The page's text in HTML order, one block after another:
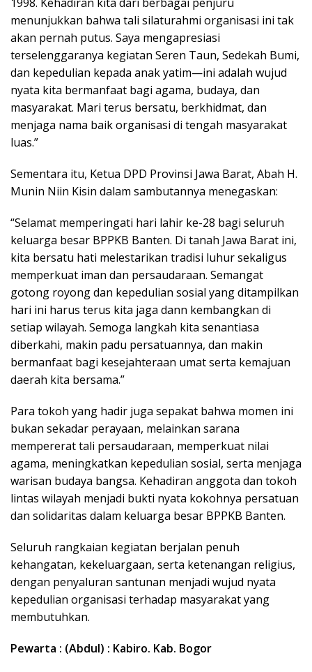
menunjukkan bahwa tali silaturahmi organisasi ini tak
akan pernah putus. Saya mengapresiasi
terselenggaranya kegiatan Seren Taun, Sedekah Bumi,
dan kepedulian kepada anak yatim—ini adalah wujud
nyata kita bermanfaat bagi agama, budaya, dan
masyarakat. Mari terus bersatu, berkhidmat, dan
menjaga nama baik organisasi di tengah masyarakat
luas.”
Sementara itu, Ketua DPD Provinsi Jawa Barat, Abah H.
Munin Niin Kisin dalam sambutannya menegaskan:
“Selamat memperingati hari lahir ke-28 bagi seluruh
keluarga besar BPPKB Banten. Di tanah Jawa Barat ini,
kita bersatu hati melestarikan tradisi luhur sekaligus
memperkuat iman dan persaudaraan. Semangat
gotong royong dan kepedulian sosial yang ditampilkan
hari ini harus terus kita jaga dann kembangkan di
setiap wilayah. Semoga langkah kita senantiasa
diberkahi, makin padu persatuannya, dan makin
bermanfaat bagi kesejahteraan umat serta kemajuan
daerah kita bersama.”
Para tokoh yang hadir juga sepakat bahwa momen ini
bukan sekadar perayaan, melainkan sarana
mempererat tali persaudaraan, memperkuat nilai
agama, meningkatkan kepedulian sosial, serta menjaga
warisan budaya bangsa. Kehadiran anggota dan tokoh
lintas wilayah menjadi bukti nyata kokohnya persatuan
dan solidaritas dalam keluarga besar BPPKB Banten.
Seluruh rangkaian kegiatan berjalan penuh
kehangatan, kekeluargaan, serta ketenangan religius,
dengan penyaluran santunan menjadi wujud nyata
kepedulian organisasi terhadap masyarakat yang
membutuhkan.
Pewarta : (Abdul) : Kabiro. Kab. Bogor